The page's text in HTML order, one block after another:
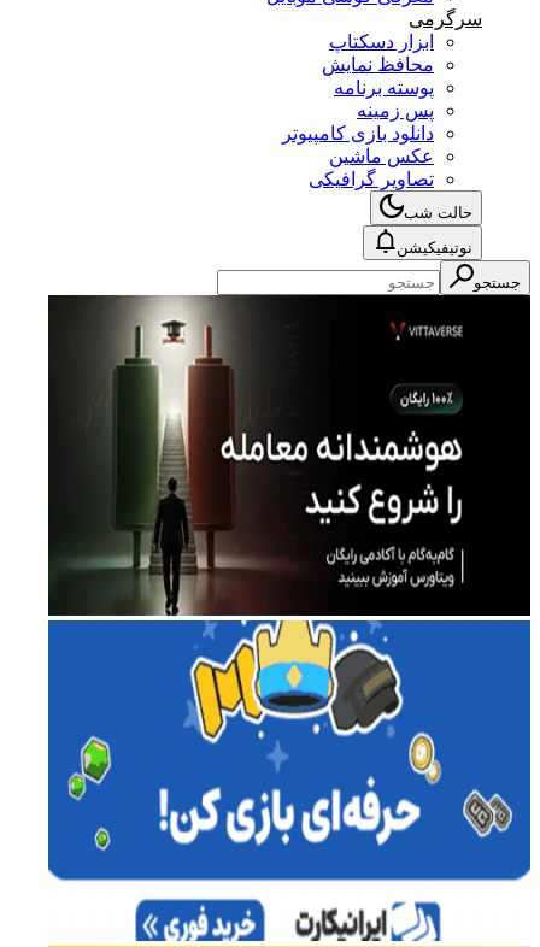
سرگرمی
ابزار دسکتاپ
محافظ نمایش
پوسته برنامه
پس زمینه
دانلود بازی کامپیوتر
عکس ماشین
تصاویر گرافیکی
حالت شب
نوتیفیکیشن
جستجو